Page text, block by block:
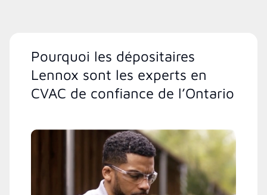
Pourquoi les dépositaires
Lennox sont les experts en
CVAC de confiance de l’Ontario